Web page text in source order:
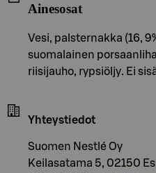
Ainesosat
Vesi, palsternakka (16,
suomalainen porsaanliha
riisijauho, rypsiöljy. Ei
Yhteystiedot
Suomen Nestlé Oy
Keilasatama 5, 02150